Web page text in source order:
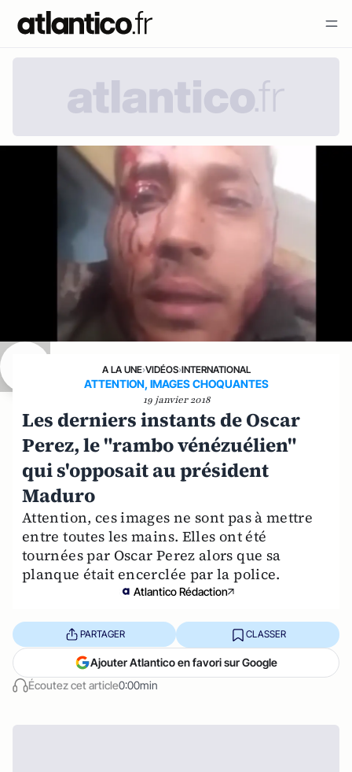
A LA UNE›VIDÉOS›INTERNATIONAL
ATTENTION, IMAGES CHOQUANTES
19 janvier 2018
Les derniers instants de Oscar
Perez, le "rambo vénézuélien"
qui s'opposait au président
Maduro
Attention, ces images ne sont pas à mettre
entre toutes les mains. Elles ont été
tournées par Oscar Perez alors que sa
planque était encerclée par la police.
Atlantico Rédaction
Écoutez cet article0:00min
PARTAGER CLASSER
Ajouter Atlantico en favori sur Google